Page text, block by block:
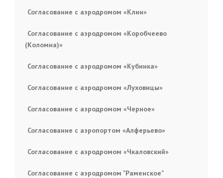
Согласование с аэродромом «Клин»
Согласование с аэродромом «Коробчеево
(Коломна)»
Согласование с аэродромом «Кубинка»
Согласование с аэродромом «Луховицы»
Согласование с аэродромом «Черное»
Согласование с аэропортом «Алферьево»
Согласование с аэродромом «Чкаловский»
Согласование с аэродромом "Раменское"